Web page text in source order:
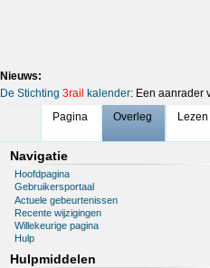
Nieuws:
De Stichting 3rail kalender: Een aanrader
Pagina
Overleg Lezen
Navigatie
Hoofdpagina
Gebruikersportaal
Actuele gebeurtenissen
Recente wijzigingen
Willekeurige pagina
Hulp
Hulpmiddelen